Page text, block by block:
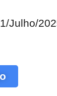
1/Julho/